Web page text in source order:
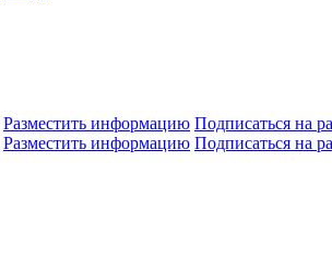
Разместить информацию Подписаться на
Разместить информацию Подписаться на